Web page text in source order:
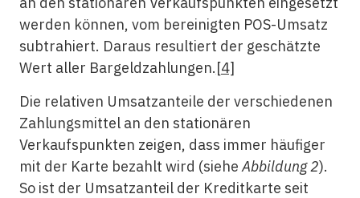
werden können, vom bereinigten POS-Umsatz
subtrahiert. Daraus resultiert der geschätzte
Wert aller Bargeldzahlungen.[4]
Die relativen Umsatzanteile der verschiedenen
Zahlungsmittel an den stationären
Verkaufspunkten zeigen, dass immer häufiger
mit der Karte bezahlt wird (sieheAbbildung 2).
So ist der Umsatzanteil der Kreditkarte seit